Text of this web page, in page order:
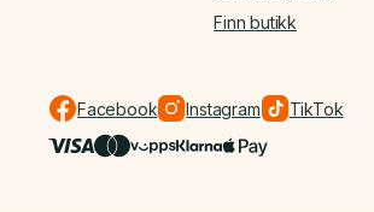
Finn butikk
Facebook Instagram TikTok